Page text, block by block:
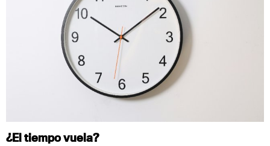
¿El tiempo vuela?